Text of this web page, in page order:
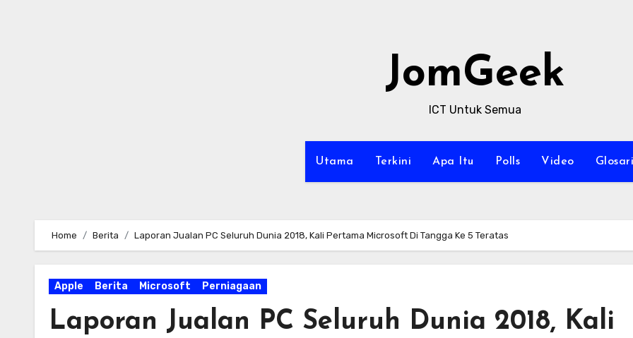
JomGeek
ICT Untuk Semua
Utama Terkini Apa Itu Polls Video Glosari
Home Berita Laporan Jualan PC Seluruh Dunia 2018, Kali Pertama Microsoft Di Tangga Ke 5 Teratas
Apple Berita Microsoft Perniagaan
Laporan Jualan PC Seluruh Dunia 2018, Kali